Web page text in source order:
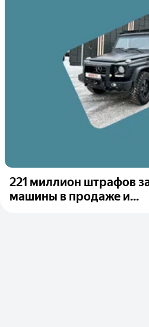
221 миллион штрафов
машины в продаже и...